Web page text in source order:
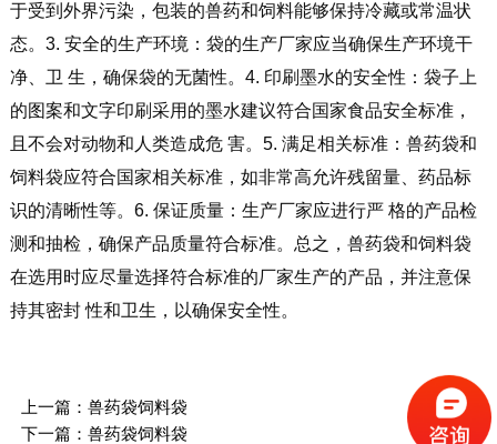
于受到外界污染，包装的兽药和饲料能够保持冷藏或常温状
态。3. 安全的生产环境：袋的生产厂家应当确保生产环境干
净、卫 生，确保袋的无菌性。4. 印刷墨水的安全性：袋子上
的图案和文字印刷采用的墨水建议符合国家食品安全标准，
且不会对动物和人类造成危 害。5. 满足相关标准：兽药袋和
饲料袋应符合国家相关标准，如非常高允许残留量、药品标
识的清晰性等。6. 保证质量：生产厂家应进行严 格的产品检
测和抽检，确保产品质量符合标准。总之，兽药袋和饲料袋
在选用时应尽量选择符合标准的厂家生产的产品，并注意保
持其密封 性和卫生，以确保安全性。
上一篇： 兽药袋饲料袋
下一篇： 兽药袋饲料袋